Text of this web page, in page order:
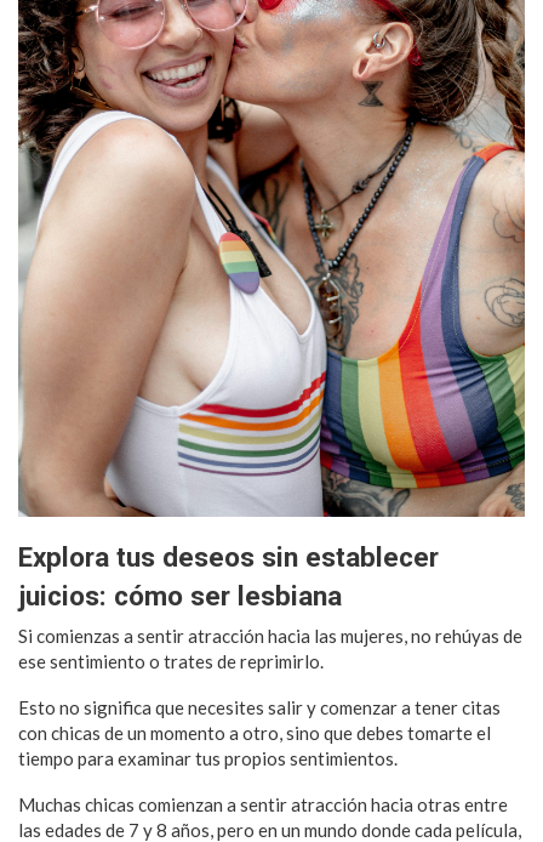
Explora tus deseos sin establecer
juicios: cómo ser lesbiana
Si comienzas a sentir atracción hacia las mujeres, no rehúyas de
ese sentimiento o trates de reprimirlo.
Esto no significa que necesites salir y comenzar a tener citas
con chicas de un momento a otro, sino que debes tomarte el
tiempo para examinar tus propios sentimientos.
Muchas chicas comienzan a sentir atracción hacia otras entre
las edades de 7 y 8 años, pero en un mundo donde cada película,